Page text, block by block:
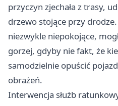
przyczyn zjechała z trasy,
drzewo stojące przy
niezwykle niepokojące,
gorzej, gdyby nie fakt, że
samodzielnie opuścić
obrażeń.
Interwencja służb